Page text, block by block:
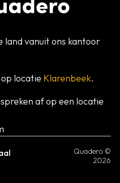
land vanuit ons kantoor
locatie Klarenbeek.
af op een locatie
Quadero ©
2026